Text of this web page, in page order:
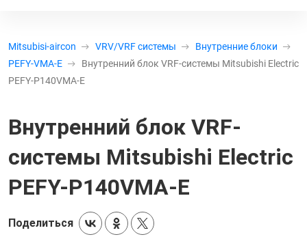
Mitsubisi-aircon VRV/VRF системы
Внутренние блоки
PEFY-VMA-E
Внутренний блок VRF-системы Mitsubishi Electric
PEFY-P140VMA-E
Внутренний блок VRF-
системы Mitsubishi Electric
PEFY-P140VMA-E
Поделиться